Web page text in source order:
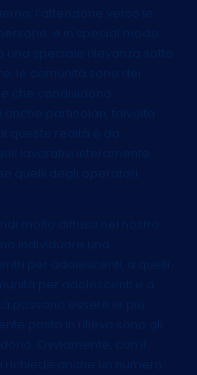
l’attenzione verso le
e in special modo
una speciale rilevanza sotto
le comunità sono dei
che condividono
anche particolari, talvolta
queste realtà è da
lavorativi interamente
quelli degli operatori
molto diffusa nel nostro
individuare una
per adolescenti, a quelli
per adolescenti e a
possono essere le più
posto in rilievo sono gli
Ovviamente, con il
richiede anche un numero